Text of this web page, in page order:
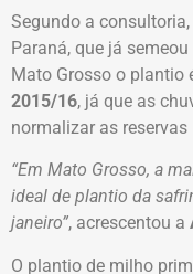
Segundo a
Paraná, que já
Mato Grosso o plantio
2015/16, já que as
normalizar as
“Em Mato Grosso, a
ideal de plantio da
janeiro”, acrescentou a
O plantio de milho